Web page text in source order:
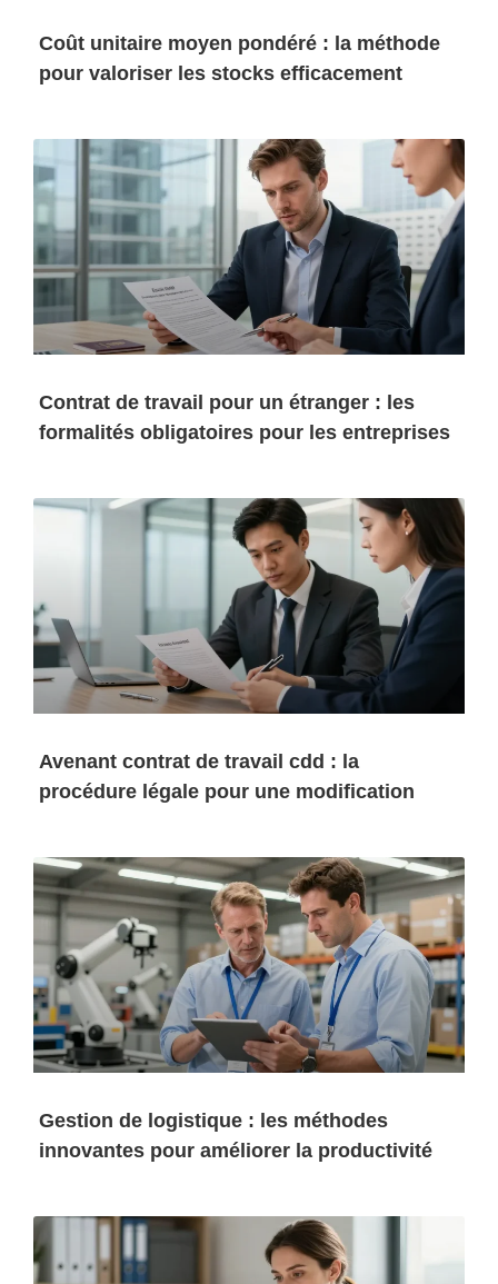
Coût unitaire moyen pondéré : la méthode
pour valoriser les stocks efficacement
Contrat de travail pour un étranger : les
formalités obligatoires pour les entreprises
Avenant contrat de travail cdd : la
procédure légale pour une modification
Gestion de logistique : les méthodes
innovantes pour améliorer la productivité